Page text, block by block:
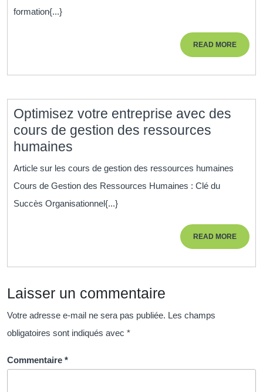
E-
Learning
un
Nouveau
Paradigme
formation{...}
READ MOREREAD
MORE
Optimisez votre entreprise avec des
cours de gestion des ressources
humaines
votre
entreprise
ressources
humaines
Article sur les cours de gestion des ressources humaines
Cours de Gestion des Ressources Humaines : Clé du
Succès Organisationnel{...}
READ MOREREAD
MORE
Laisser un commentaire
Votre adresse e-mail ne sera pas publiée. Les champs
obligatoires sont indiqués avec *
Commentaire *